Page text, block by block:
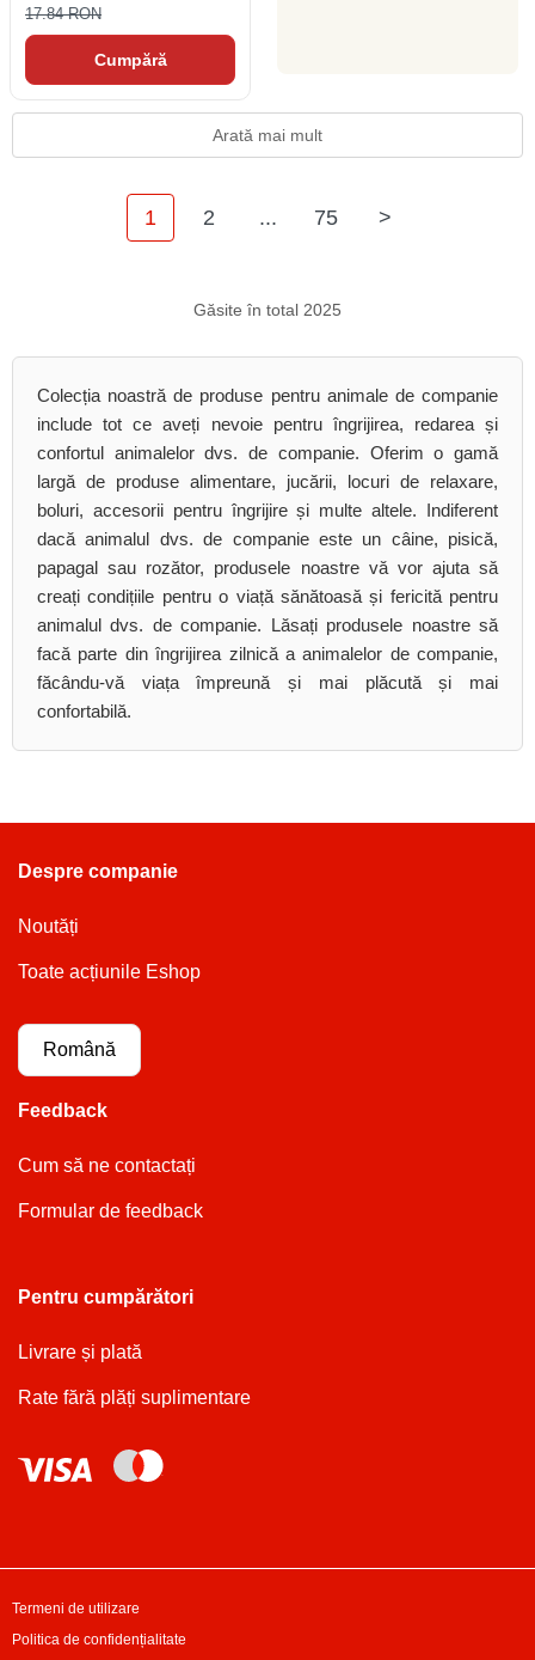
17.84 RON
Cumpără
Arată mai mult
1 2 ... 75 >
Găsite în total 2025
Colecția noastră de produse pentru animale de companie
include tot ce aveți nevoie pentru îngrijirea, redarea și
confortul animalelor dvs. de companie. Oferim o gamă
largă de produse alimentare, jucării, locuri de relaxare,
boluri, accesorii pentru îngrijire și multe altele. Indiferent
dacă animalul dvs. de companie este un câine, pisică,
papagal sau rozător, produsele noastre vă vor ajuta să
creați condițiile pentru o viață sănătoasă și fericită pentru
animalul dvs. de companie. Lăsați produsele noastre să
facă parte din îngrijirea zilnică a animalelor de companie,
făcându-vă viața împreună și mai plăcută și mai
confortabilă.
Despre companie
Noutăți
Toate acțiunile Eshop
Română
Feedback
Cum să ne contactați
Formular de feedback
Pentru cumpărători
Livrare și plată
Rate fără plăți suplimentare
Termeni de utilizare
Politica de confidențialitate